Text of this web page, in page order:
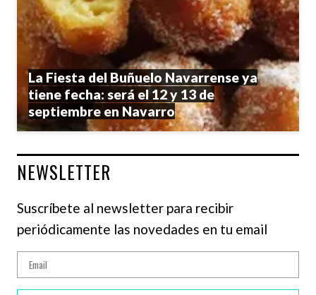
La Fiesta del Buñuelo Navarrense ya
tiene fecha: será el 12 y 13 de
septiembre en Navarro
NEWSLETTER
Suscríbete al newsletter para recibir
periódicamente las novedades en tu email